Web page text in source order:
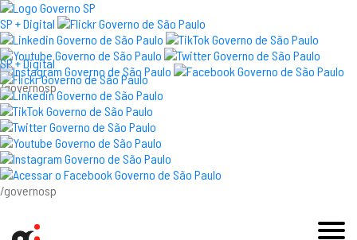
SP + Digital
/governosp
SP + Digital
/governosp
×
visite
exposições e eventos
acervo e pesquisa